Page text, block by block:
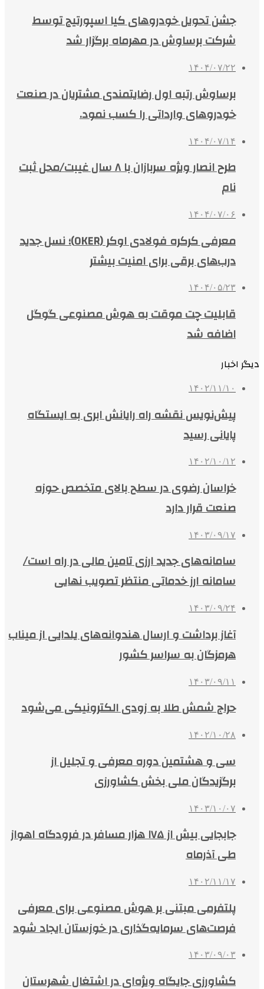
جشن تحویل خودروهای کیا اسپورتیج توسط
شرکت برساوش در مهرماه برگزار شد
۱۴۰۴/۰۷/۲۲
برساوش رتبه اول رضایتمندی مشتریان در صنعت
خودروهای وارداتی را کسب نمود.
۱۴۰۴/۰۷/۱۴
طرح انصار ویژه سربازان با ۸ سال غیبت/محل ثبت
نام
۱۴۰۴/۰۷/۰۶
معرفی کرکره فولادی اوکر (OKER)؛ نسل جدید
درب‌های برقی برای امنیت بیشتر
۱۴۰۴/۰۵/۲۳
قابلیت چت موقت به هوش مصنوعی گوگل
اضافه شد
دیگر اخبار
۱۴۰۲/۱۱/۱۰
پیش‌نویس نقشه راه رایانش ابری به ایستگاه
پایانی رسید
۱۴۰۲/۱۰/۱۲
خراسان رضوی در سطح بالای متخصص حوزه
صنعت قرار دارد
۱۴۰۳/۰۹/۱۷
سامانه‌های جدید ارزی تامین مالی در راه است/
سامانه ارز خدماتی منتظر تصویب نهایی
۱۴۰۳/۰۹/۲۴
آغاز برداشت و ارسال هندوانه‌های یلدایی از میناب
هرمزگان به سراسر کشور
۱۴۰۳/۰۹/۱۱
حراج شمش طلا به زودی الکترونیکی می‌شود
۱۴۰۲/۱۰/۲۸
سی و هشتمین دوره معرفی و تجلیل از
برگزیدگان ملی بخش کشاورزی
۱۴۰۳/۱۰/۰۷
جابجایی بیش از ۱۷۵ هزار مسافر در فرودگاه اهواز
طی آذرماه
۱۴۰۲/۱۱/۱۷
پلتفرمی مبتنی بر هوش مصنوعی برای معرفی
فرصت‌های سرمایه‌گذاری در خوزستان ایجاد شود
۱۴۰۳/۰۹/۰۳
کشاورزی جایگاه ویژه‌ای در اشتغال شهرستان